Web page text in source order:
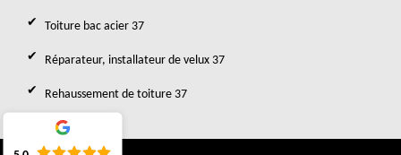
Toiture bac acier 37
Réparateur, installateur de velux 37
Rehaussement de toiture 37